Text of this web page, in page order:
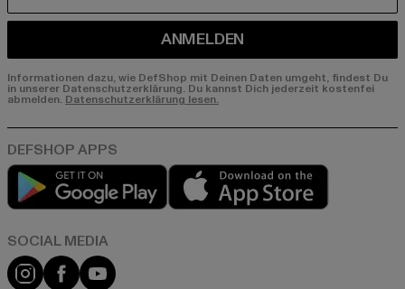
ANMELDEN
Informationen dazu, wie DefShop mit Deinen Daten umgeht, findest Du
in unserer Datenschutzerklärung. Du kannst Dich jederzeit kostenfei
abmelden. Datenschutzerklärung lesen.
Play market
Instagram
FacebookYouTube